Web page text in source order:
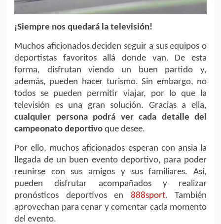
¡Siempre nos quedará la televisión!
Muchos aficionados deciden seguir a sus equipos o
deportistas favoritos allá donde van. De esta
forma, disfrutan viendo un buen partido y,
además, pueden hacer turismo. Sin embargo, no
todos se pueden permitir viajar, por lo que la
televisión es una gran solución. Gracias a ella,
cualquier persona podrá ver cada detalle del
campeonato deportivo que desee.
Por ello, muchos aficionados esperan con ansia la
llegada de un buen evento deportivo, para poder
reunirse con sus amigos y sus familiares. Así,
pueden disfrutar acompañados y realizar
pronósticos deportivos en 888sport. También
aprovechan para cenar y comentar cada momento
del evento.